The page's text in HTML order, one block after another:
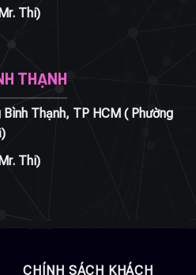
Thi)
THẠNH
Thạnh, TP HCM ( Phường
Thi)
CHÍNH SÁCH KHÁCH